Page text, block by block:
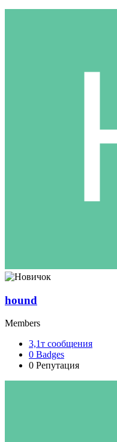
hound
Members
3,1т сообщения
0 Badges
0 Репутация